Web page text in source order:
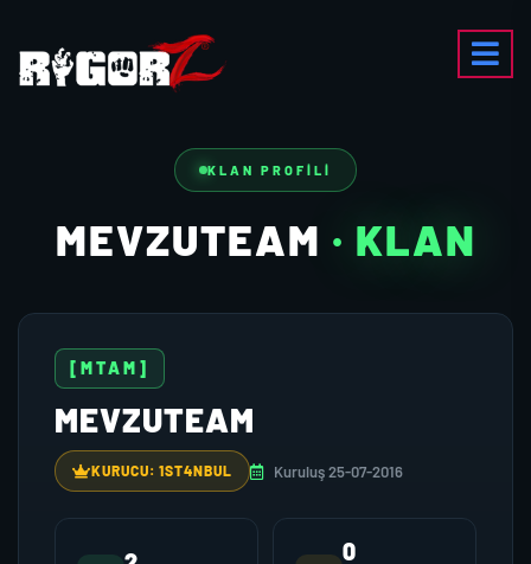
KLAN PROFILI
MEVZUTEAM · KLAN
[MTAM]
MEVZUTEAM
KURUCU: 1ST4NBUL Kuruluş 25-07-2016
0